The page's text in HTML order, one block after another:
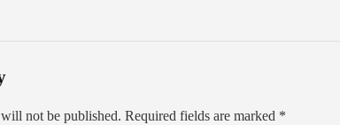
not be published. Required fields are marked *